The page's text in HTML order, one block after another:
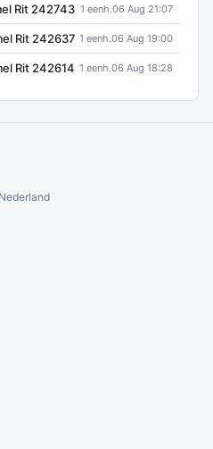
Rit 242743 1 eenh.06 Aug 21:07
Rit 242637 1 eenh.06 Aug 19:00
Rit 242614 1 eenh.06 Aug 18:28